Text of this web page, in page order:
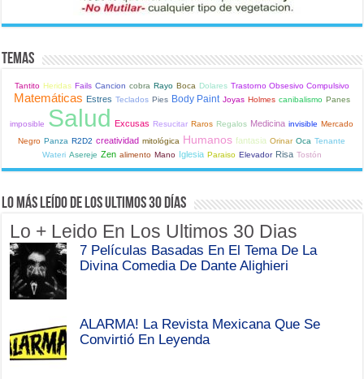
Temas
Tantito Heridas Fails Cancion cobra Rayo Boca Dolares Trastorno Obsesivo Compulsivo
Matemáticas Estres Teclados Pies Body Paint Joyas Holmes canibalismo Panes
imposible Salud Excusas Resucitar Raros Regalos Medicina invisible Mercado
Negro Panza R2D2 creatividad mitológica Humanos fantasia Orinar Oca Tenante
Wateri Asereje Zen alimento Mano Iglesia Paraiso Elevador Risa Tostón
Lo Más Leído de Los Ultimos 30 Días
Lo + Leido En Los Ultimos 30 Dias
7 Películas Basadas En El Tema De La
Divina Comedia De Dante Alighieri
ALARMA! La Revista Mexicana Que Se
Convirtió En Leyenda